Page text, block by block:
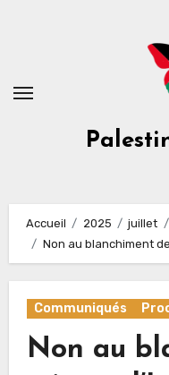
Accueil 2025 juillet
Non au blanchiment
Communiqués
Non au